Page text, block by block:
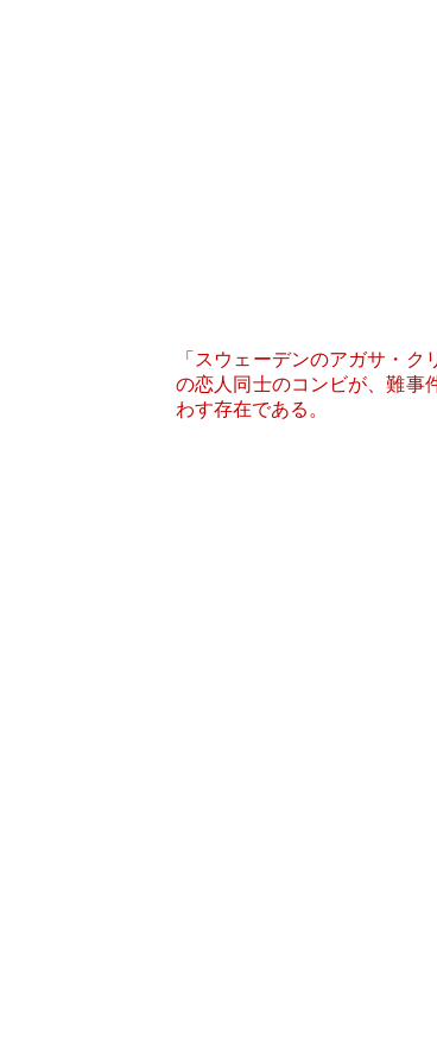
「スウェーデンのアガサ・
の恋人同士のコンビが、難事
わす存在である。